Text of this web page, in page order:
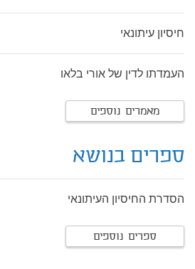
חיסיון עיתונאי
העמדתו לדין של אורי בלאו
מאמרים נוספים
ספרים בנושא
הסדרת החיסיון העיתונאי
ספרים נוספים